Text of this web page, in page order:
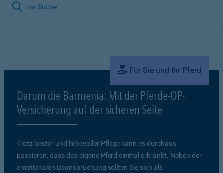
zur Suche
Für Sie und Ihr Pferd
Darum die Barmenia: Mit der Pferde-OP-
Versicherung auf der sicheren Seite
Trotz bester und liebevoller Pflege kann es durchaus
passieren, dass das eigene Pferd einmal erkrankt. Neben der
emotionalen Beanspruchung sollten Sie sich als